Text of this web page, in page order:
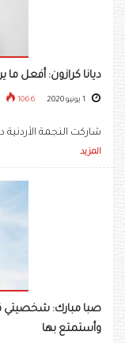
ديانا كرازون: أفعل
1066
شاركت النجمة
المزيد
صبا مبارك: شخصيتي
وأستمتع بها